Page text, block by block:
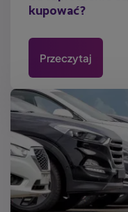
kupować?
Przeczytaj